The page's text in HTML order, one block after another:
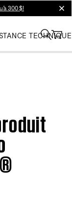
300 $!
TECHNIQUE